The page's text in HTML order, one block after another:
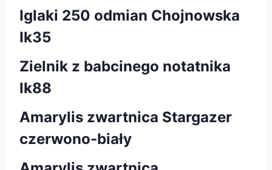
Iglaki 250 odmian Chojnowska
Ik35
Zielnik z babcinego notatnika
lk88
Amarylis zwartnica Stargazer
czerwono-biały